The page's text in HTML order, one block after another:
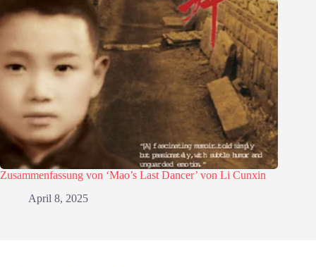
Zusammenfassung von ‘Mao’s Last Dancer’ von Li Cunxin
April 8, 2025